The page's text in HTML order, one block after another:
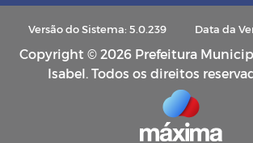
Versão do Sistema: 5.0.239 Data da
Copyright © 2026 Prefeitura
Isabel. Todos os direitos